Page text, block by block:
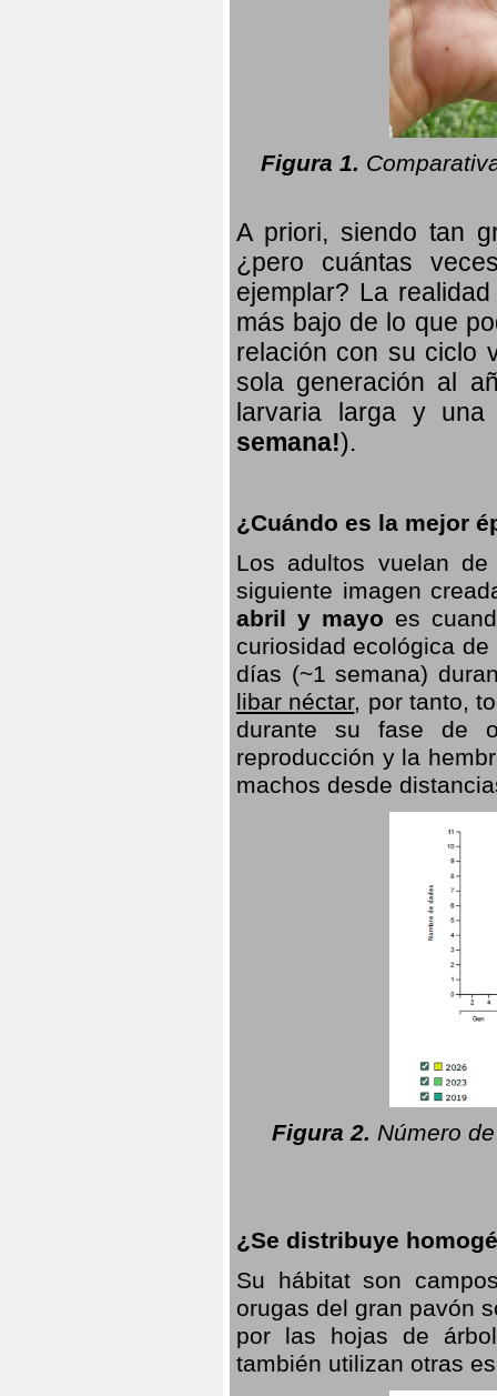
Figura 1.
A priori, siendo tan
¿pero cuántas
ejemplar? La
más bajo de lo que
relación con su ciclo
sola generación al
larvaria largay una
semana!).
¿Cuándo es la mejor
Los adultos vuelan
siguiente imagen
abril y mayo es
curiosidad ecológica
días (~1 semana)
libar néctar, por tanto,
durante su fase de
reproducción y la
machos desde
Figura 2. Número
¿Se distribuye
Su hábitat son
orugas del gran pavón
por las hojas de
también utilizan otras